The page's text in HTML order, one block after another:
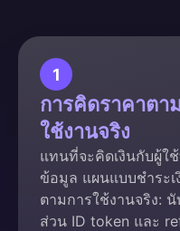
1
การคิดราคาตา
ใช้งานจริง
แทนที่จะคิดเงินกับผู้
ข้อมูล แผนแบบชำระ
ตามการใช้งานจริง:
ส่วน ID token และ